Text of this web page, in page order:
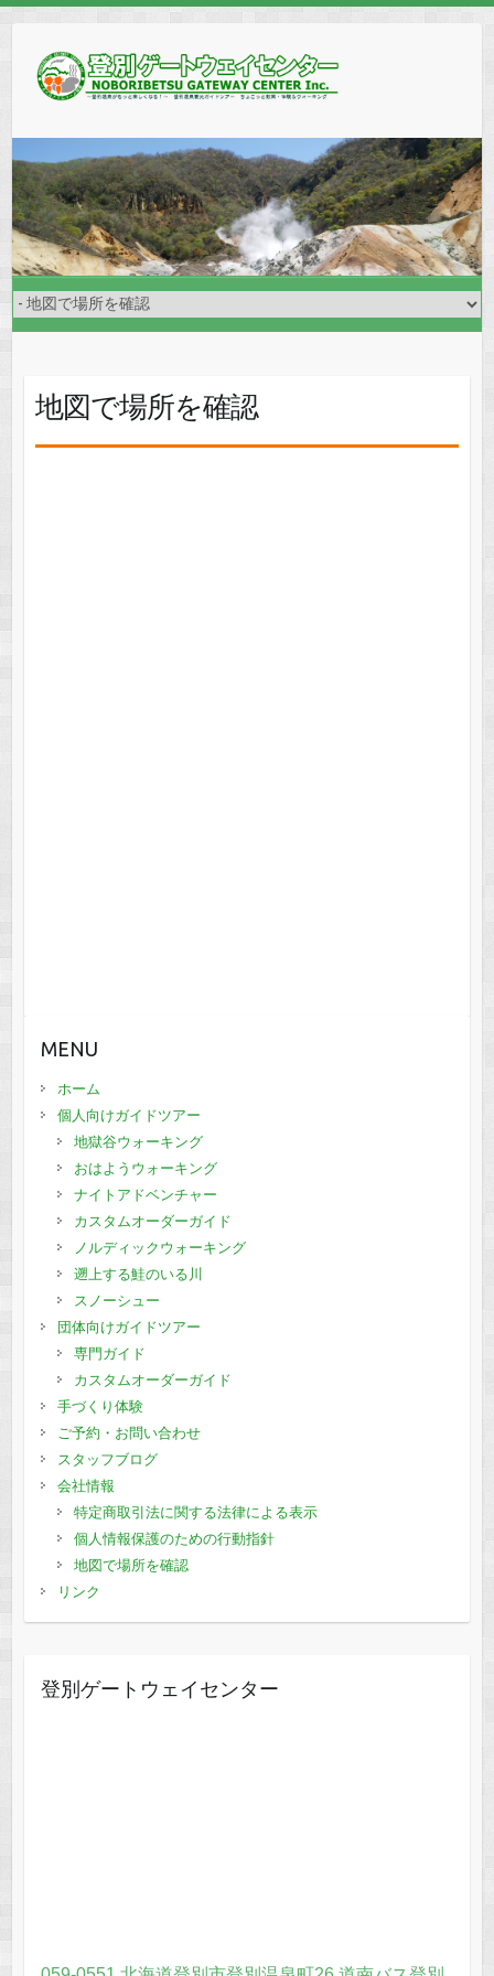
地図で場所を確認
MENU
ホーム
個人向けガイドツアー
地獄谷ウォーキング
おはようウォーキング
ナイトアドベンチャー
カスタムオーダーガイド
ノルディックウォーキング
遡上する鮭のいる川
スノーシュー
団体向けガイドツアー
専門ガイド
カスタムオーダーガイド
手づくり体験
ご予約・お問い合わせ
スタッフブログ
会社情報
特定商取引法に関する法律による表示
個人情報保護のための行動指針
地図で場所を確認
リンク
登別ゲートウェイセンター